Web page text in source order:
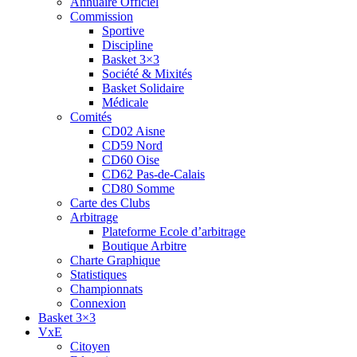
Commission
Sportive
Discipline
Basket 3×3
Société & Mixités
Basket Solidaire
Médicale
Comités
CD02 Aisne
CD59 Nord
CD60 Oise
CD62 Pas-de-Calais
CD80 Somme
Carte des Clubs
Arbitrage
Plateforme Ecole d’arbitrage
Boutique Arbitre
Charte Graphique
Statistiques
Championnats
Connexion
Basket 3×3
VxE
Citoyen